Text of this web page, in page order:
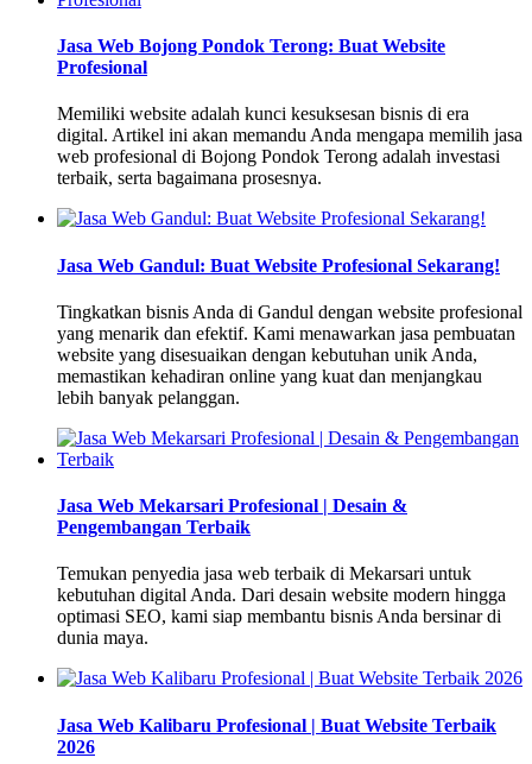
Jasa Web Bojong Pondok Terong: Buat Website
Profesional
Memiliki website adalah kunci kesuksesan bisnis di era
digital. Artikel ini akan memandu Anda mengapa memilih jasa
web profesional di Bojong Pondok Terong adalah investasi
terbaik, serta bagaimana prosesnya.
Jasa Web Gandul: Buat Website Profesional Sekarang!
Tingkatkan bisnis Anda di Gandul dengan website profesional
yang menarik dan efektif. Kami menawarkan jasa pembuatan
website yang disesuaikan dengan kebutuhan unik Anda,
memastikan kehadiran online yang kuat dan menjangkau
lebih banyak pelanggan.
Jasa Web Mekarsari Profesional | Desain &
Pengembangan Terbaik
Temukan penyedia jasa web terbaik di Mekarsari untuk
kebutuhan digital Anda. Dari desain website modern hingga
optimasi SEO, kami siap membantu bisnis Anda bersinar di
dunia maya.
Jasa Web Kalibaru Profesional | Buat Website Terbaik
2026